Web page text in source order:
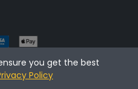
you get the best
Policy